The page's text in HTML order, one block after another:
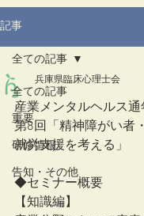
記事
全ての記事
重要
研修情報
告知・その他
全ての記事
兵庫県臨床心理士会
産業メンタルヘルス
第8回「精神障がい者
就労支援を考える」
◆セミナー概要
【知識編】